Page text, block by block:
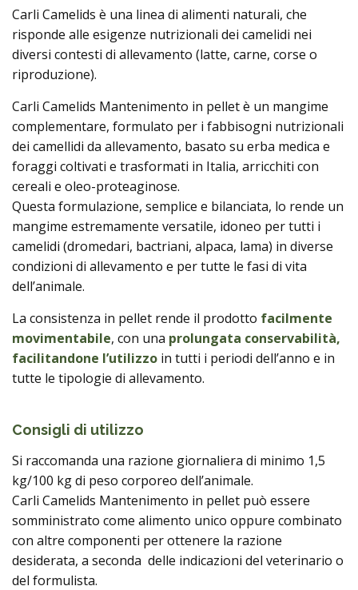
Carli Camelids è una linea di alimenti naturali, che
risponde alle esigenze nutrizionali dei camelidi nei
diversi contesti di allevamento (latte, carne, corse o
riproduzione).
Carli Camelids Mantenimento in pellet è un mangime
complementare, formulato per i fabbisogni nutrizionali
dei camellidi da allevamento, basato su erba medica e
foraggi coltivati e trasformati in Italia, arricchiti con
cereali e oleo-proteaginose.
Questa formulazione, semplice e bilanciata, lo rende un
mangime estremamente versatile, idoneo per tutti i
camelidi (dromedari, bactriani, alpaca, lama) in diverse
condizioni di allevamento e per tutte le fasi di vita
dell’animale.
La consistenza in pellet rende il prodotto facilmente
movimentabile, con una prolungata conservabilità,
facilitandone l’utilizzo in tutti i periodi dell’anno e in
tutte le tipologie di allevamento.
Consigli di utilizzo
Si raccomanda una razione giornaliera di minimo 1,5
kg/100 kg di peso corporeo dell’animale.
Carli Camelids Mantenimento in pellet può essere
somministrato come alimento unico oppure combinato
con altre componenti per ottenere la razione
desiderata, a seconda delle indicazioni del veterinario o
del formulista.